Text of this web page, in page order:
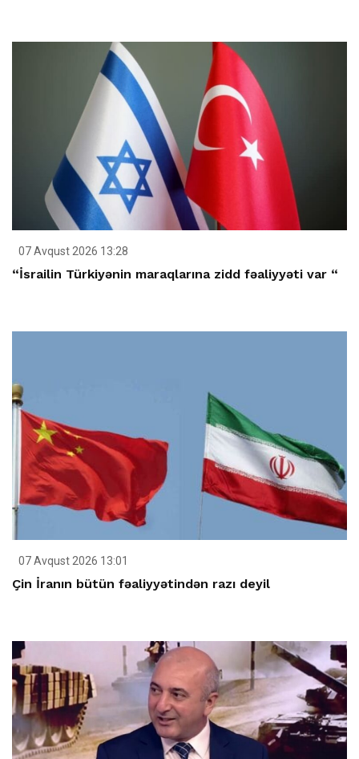
07 Avqust 2026 13:28
“İsrailin Türkiyənin maraqlarına zidd fəaliyyəti var “
07 Avqust 2026 13:01
Çin İranın bütün fəaliyyətindən razı deyil